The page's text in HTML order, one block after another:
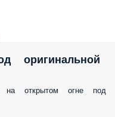
открытом огне под